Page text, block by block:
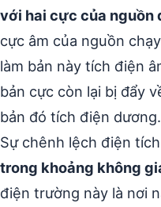
với hai cực của nguồn
cực âm của nguồn
làm bản này tích điện
bản cực còn lại bị đẩy
bản đó tích điện dương.
Sự chênh lệch điện
trong khoảng không
điện trường này là nơi